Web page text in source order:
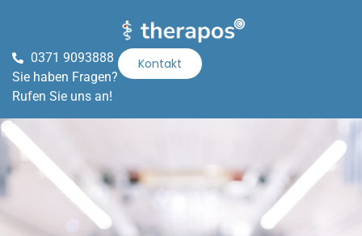
0371 9093888
Sie haben Fragen?
Rufen Sie uns an!
Kontakt